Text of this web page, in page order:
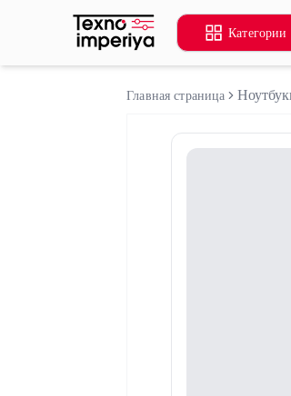
Категории
Главная страница